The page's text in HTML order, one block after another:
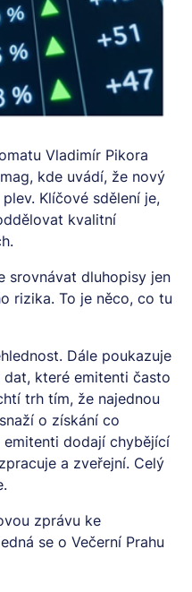
Vladimír Pikora
, kde uvádí, že nový
Klíčové sdělení je,
kvalitní
srovnávat dluhopisy jen
rizika. To je něco, co tu
Dále poukazuje
které emitenti často
trh tím, že najednou
o získání co
emitenti dodají chybějící
a zveřejní. Celý
zprávu ke
se o Večerní Prahu